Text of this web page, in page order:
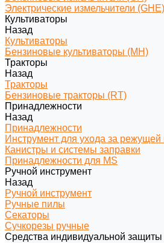
Электрические измельчители (GHE)
Культиваторы
Назад
Культиваторы
Бензиновые культиваторы (MH)
Тракторы
Назад
Тракторы
Бензиновые тракторы (RT)
Принадлежности
Назад
Принадлежности
Инструмент для ухода за режущей
Канистры и системы заправки
Принадлежности для MS
Ручной инструмент
Назад
Ручной инструмент
Ручные пилы
Секаторы
Сучкорезы ручные
Средства индивидуальной